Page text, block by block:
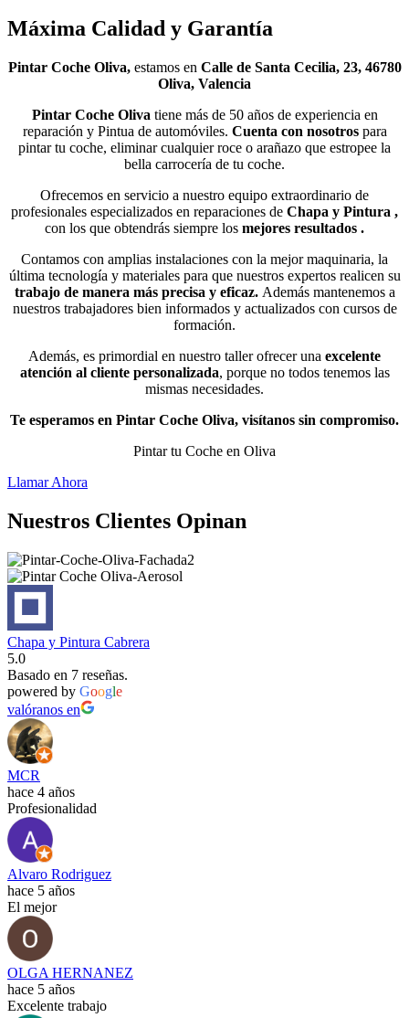
Máxima Calidad y Garantía
Pintar Coche Oliva, estamos en Calle de Santa Cecilia, 23, 46780
Oliva, Valencia
Pintar Coche Oliva tiene más de 50 años de experiencia en
reparación y Pintua de automóviles. Cuenta con nosotros para
pintar tu coche, eliminar cualquier roce o arañazo que estropee la
bella carrocería de tu coche.
Ofrecemos en servicio a nuestro equipo extraordinario de
profesionales especializados en reparaciones de Chapa y Pintura ,
con los que obtendrás siempre los mejores resultados .
Contamos con amplias instalaciones con la mejor maquinaria, la
última tecnología y materiales para que nuestros expertos realicen su
trabajo de manera más precisa y eficaz. Además mantenemos a
nuestros trabajadores bien informados y actualizados con cursos de
formación.
Además, es primordial en nuestro taller ofrecer una excelente
atención al cliente personalizada, porque no todos tenemos las
mismas necesidades.
Te esperamos en Pintar Coche Oliva, visítanos sin compromiso.
Pintar tu Coche en Oliva
Llamar Ahora
Nuestros Clientes Opinan
Chapa y Pintura Cabrera
5.0
Basado en 7 reseñas.
powered by Google
valóranos en
MCR
hace 4 años
Profesionalidad
Alvaro Rodriguez
hace 5 años
El mejor
OLGA HERNANEZ
hace 5 años
Excelente trabajo